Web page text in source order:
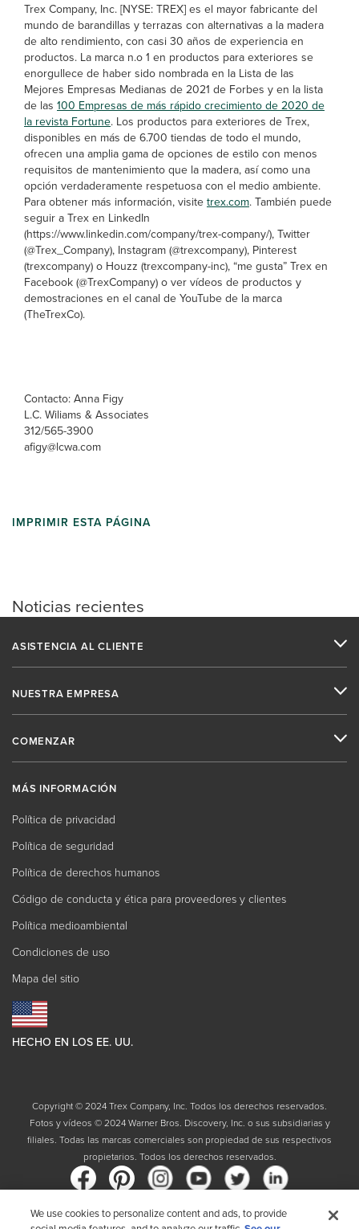
Noticias recientes
Trex Company, Inc. [NYSE: TREX] es el mayor fabricante del
mundo de barandillas y terrazas con alternativas a la madera
de alto rendimiento, con casi 30 años de experiencia en
productos. La marca n.o 1 en productos para exteriores se
enorgullece de haber sido nombrada en la Lista de las
Mejores Empresas Medianas de 2021 de Forbes y en la lista
de las 100 Empresas de más rápido crecimiento de 2020 de
la revista Fortune. Los productos para exteriores de Trex,
disponibles en más de 6.700 tiendas de todo el mundo,
ofrecen una amplia gama de opciones de estilo con menos
requisitos de mantenimiento que la madera, así como una
opción verdaderamente respetuosa con el medio ambiente.
Para obtener más información, visitetrex.com. También puede
seguir a Trex en LinkedIn
(https://www.linkedin.com/company/trex-company/), Twitter
(@Trex_Company), Instagram (@trexcompany), Pinterest
(trexcompany) o Houzz (trexcompany-inc), “me gusta” Trex en
Facebook (@TrexCompany) o ver vídeos de productos y
demostraciones en el canal de YouTube de la marca
(TheTrexCo).
Contacto: Anna Figy
L.C. Wiliams & Associates
312/565-3900
afigy@lcwa.com
IMPRIMIR ESTA PÁGINA
ASISTENCIA AL CLIENTE
NUESTRA EMPRESA
COMENZAR
MÁS INFORMACIÓN
Política de privacidad
Política de seguridad
Política de derechos humanos
Código de conducta y ética para proveedores y clientes
Política medioambiental
Condiciones de uso
Mapa del sitio
HECHO EN LOS EE. UU.
Copyright © 2024 Trex Company, Inc. Todos los derechos reservados.
Fotos y vídeos © 2024 Warner Bros. Discovery, Inc. o sus subsidiarias y
filiales. Todas las marcas comerciales son propiedad de sus respectivos
propietarios. Todos los derechos reservados.
We use cookies to personalize content and ads, to provide